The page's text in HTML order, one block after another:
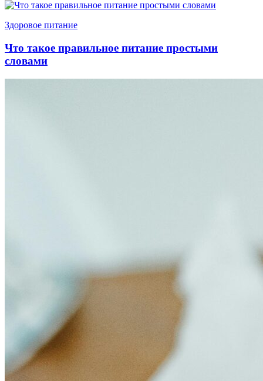
Здоровое питание
Что такое правильное питание простыми
словами